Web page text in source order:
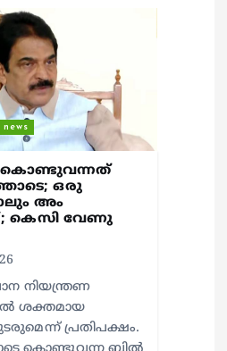
കൊണ്ടുവന്നത്
ഒരു
അം​
കെസി വേണു​
നിയന്ത്രണ
ശക്തമായ
പ്രതിപക്ഷം.